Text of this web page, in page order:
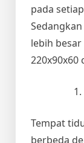
pada
lebih
220x90x60
Tempat
berbeda